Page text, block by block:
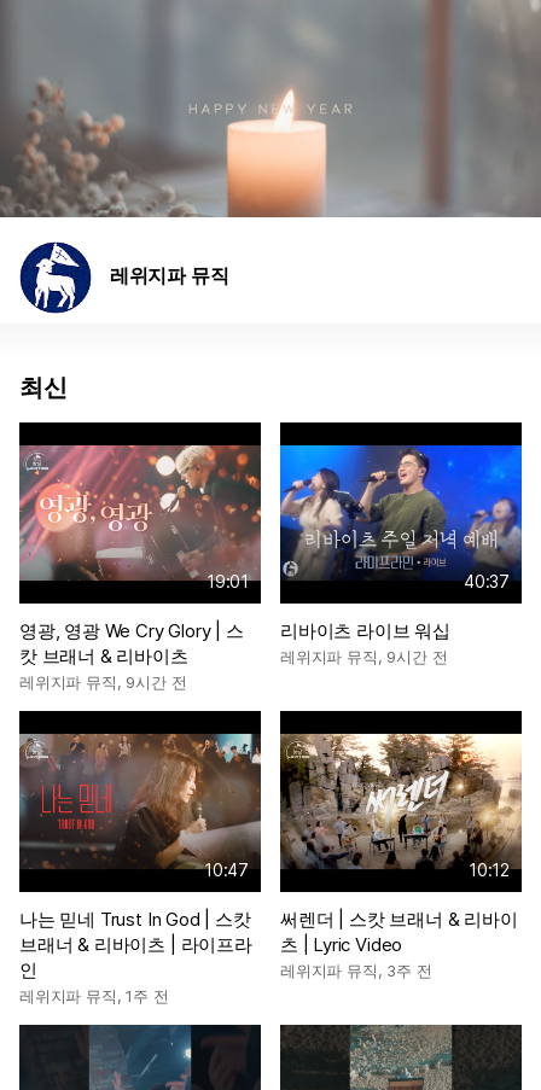
레위지파 뮤직
최신
19:01
영광, 영광 We Cry Glory | 스
캇 브래너 & 리바이츠
레위지파 뮤직, 9시간 전
40:37
리바이츠 라이브 워십
레위지파 뮤직, 9시간 전
10:47
나는 믿네 Trust In God | 스캇
브래너 & 리바이츠 | 라이프라
인
레위지파 뮤직,1주 전
10:12
써렌더 | 스캇 브래너 & 리바이
츠 | Lyric Video
레위지파 뮤직, 3주 전